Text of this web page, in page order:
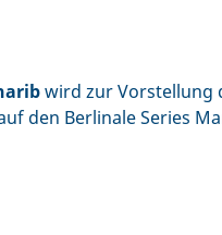
wird zur Vorstellung
den Berlinale Series